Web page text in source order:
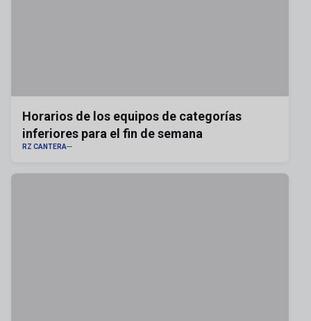
Horarios de los equipos de categorías
inferiores para el fin de semana
RZ CANTERA